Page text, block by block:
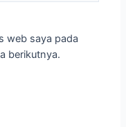
web saya pada
berikutnya.